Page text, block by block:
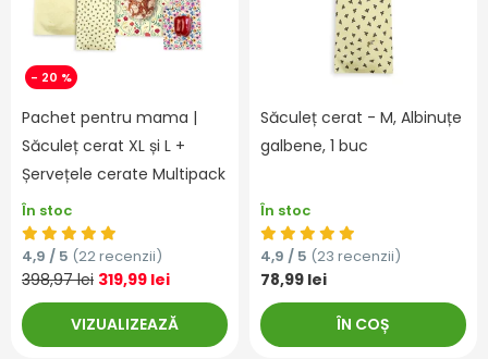
- 20 %
Pachet pentru mama |
Săculeț cerat XL și L +
Șervețele cerate Multipack
În stoc
4,9 / 5 (22 recenzii)
398,97 lei 319,99 lei
VIZUALIZEAZĂ
Săculeț cerat - M, Albinuțe
galbene, 1 buc
În stoc
4,9 / 5 (23 recenzii)
78,99 lei
ÎN COȘ